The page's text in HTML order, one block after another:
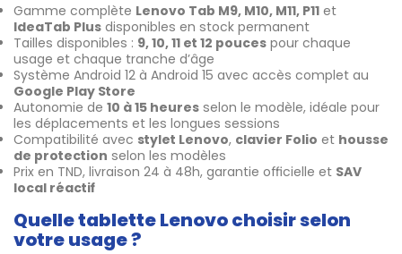
Gamme complète Lenovo Tab M9, M10, M11, P11 et
IdeaTab Plus disponibles en stock permanent
Tailles disponibles : 9, 10, 11 et 12 pouces pour chaque
usage et chaque tranche d’âge
Système Android 12 à Android 15 avec accès complet au
Google Play Store
Autonomie de 10 à 15 heures selon le modèle, idéale pour
les déplacements et les longues sessions
Compatibilité avec stylet Lenovo, clavier Folio et housse
de protection selon les modèles
Prix en TND, livraison 24 à 48h, garantie officielle et SAV
local réactif
Quelle tablette Lenovo choisir selon
votre usage ?